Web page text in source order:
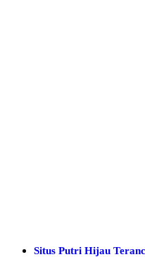
Situs Putri Hijau